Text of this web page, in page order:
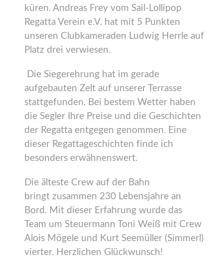
küren. Andreas Frey vom Sail-Lollipop
Regatta Verein e.V. hat mit 5 Punkten
unseren Clubkameraden Ludwig Herrle auf
Platz drei verwiesen.
Die Siegerehrung hat im gerade
aufgebauten Zelt auf unserer Terrasse
stattgefunden. Bei bestem Wetter haben
die Segler Ihre Preise und die Geschichten
der Regatta entgegen genommen. Eine
dieser Regattageschichten finde ich
besonders erwähnenswert.
Die älteste Crew auf der Bahn
bringt zusammen 230 Lebensjahre an
Bord. Mit dieser Erfahrung wurde das
Team um Steuermann Toni Weiß mit Crew
Alois Mögele und Kurt Seemüller (Simmerl)
vierter. Herzlichen Glückwunsch!